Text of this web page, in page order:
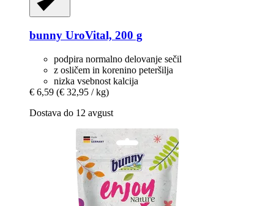
bunny UroVital, 200 g
podpira normalno delovanje sečil
z osličem in korenino peteršilja
nizka vsebnost kalcija
€ 6,59 (€ 32,95 / kg)
Dostava do 12 avgust